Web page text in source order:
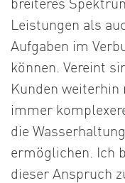
breiteres
Leistungen als
Aufgaben im
können. Vereint
Kunden
immer
die
ermöglichen. Ich
dieser Anspruch